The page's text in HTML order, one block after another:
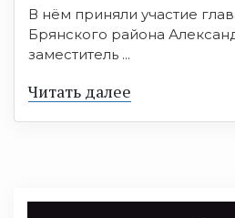
В нём приняли участие
Брянского района
заместитель ...
Читать далее